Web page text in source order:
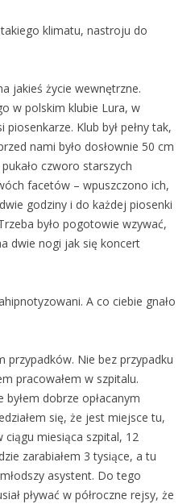
klimatu, nastroju do
jakieś życie wewnętrzne.
w polskim klubie Lura, w
Klub był pełny tak,
nami było dosłownie 50 cm
czworo starszych
facetów – wpuszczono ich,
godziny i do każdej piosenki
było pogotowie wzywać,
dwie nogi jak się koncert
A co ciebie gnało
przypadków. Nie bez przypadku
pracowałem w szpitalu.
dobrze opłacanym
się, że jest miejsce tu,
ciągu miesiąca szpital, 12
zarabiałem 3 tysiące, a tu
asystent. Do tego
pływać w półroczne rejsy, że